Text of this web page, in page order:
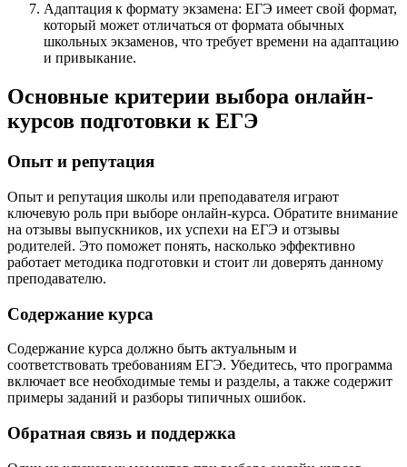
Адаптация к формату экзамена: ЕГЭ имеет свой формат,
который может отличаться от формата обычных
школьных экзаменов, что требует времени на адаптацию
и привыкание.
Основные критерии выбора онлайн-
курсов подготовки к ЕГЭ
Опыт и репутация
Опыт и репутация школы или преподавателя играют
ключевую роль при выборе онлайн-курса. Обратите внимание
на отзывы выпускников, их успехи на ЕГЭ и отзывы
родителей. Это поможет понять, насколько эффективно
работает методика подготовки и стоит ли доверять данному
преподавателю.
Содержание курса
Содержание курса должно быть актуальным и
соответствовать требованиям ЕГЭ. Убедитесь, что программа
включает все необходимые темы и разделы, а также содержит
примеры заданий и разборы типичных ошибок.
Обратная связь и поддержка